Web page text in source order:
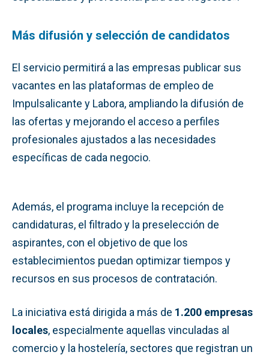
Más difusión y selección de candidatos
El servicio permitirá a las empresas publicar sus
vacantes en las plataformas de empleo de
Impulsalicante y Labora, ampliando la difusión de
las ofertas y mejorando el acceso a perfiles
profesionales ajustados a las necesidades
específicas de cada negocio.
Además, el programa incluye la recepción de
candidaturas, el filtrado y la preselección de
aspirantes, con el objetivo de que los
establecimientos puedan optimizar tiempos y
recursos en sus procesos de contratación.
La iniciativa está dirigida a más de 1.200 empresas
locales, especialmente aquellas vinculadas al
comercio y la hostelería, sectores que registran un